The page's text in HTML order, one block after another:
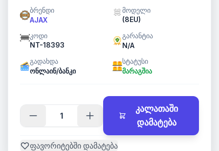
ბრენდი
AJAX
მოდელი
(8EU)
კოდი
NT-18393
გარანტია
N/A
გადახდა
ონლაინ/ბანკი
სტატუსი
მარაგშია
კალათაში
დამატება
ფავორიტებში დამატება